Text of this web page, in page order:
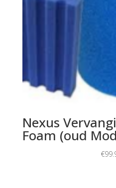
Nexus
Foam (oud
€